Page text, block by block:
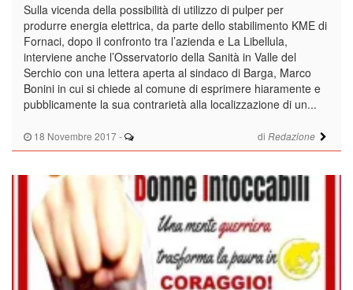
18 Novembre 2017 - di Redazione
Sulla vicenda della possibilità di utilizzo di pulper per
produrre energia elettrica, da parte dello stabilimento KME di
Fornaci, dopo il confronto tra l’azienda e La Libellula,
interviene anche l’Osservatorio della Sanità in Valle del
Serchio con una lettera aperta al sindaco di Barga, Marco
Bonini in cui si chiede al comune di esprimere hiaramente e
pubblicamente la sua contrarietà alla localizzazione di un...